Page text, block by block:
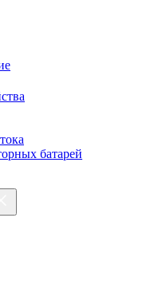
батарей